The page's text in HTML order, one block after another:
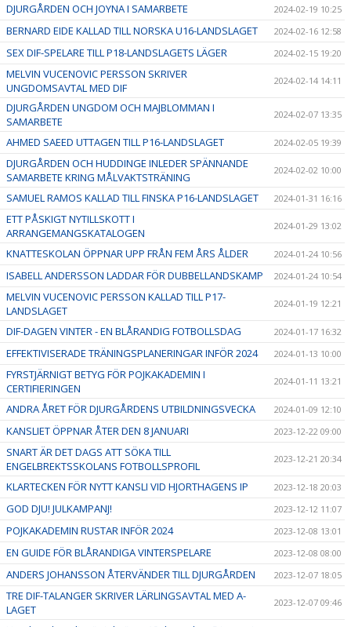
DJURGÅRDEN OCH JOYNA I SAMARBETE 2024-02-19 10:25
BERNARD EIDE KALLAD TILL NORSKA U16-LANDSLAGET 2024-02-16 12:58
SEX DIF-SPELARE TILL P18-LANDSLAGETS LÄGER 2024-02-15 19:20
MELVIN VUCENOVIC PERSSON SKRIVER
UNGDOMSAVTAL MED DIF
2024-02-14 14:11
DJURGÅRDEN UNGDOM OCH MAJBLOMMAN I
SAMARBETE
2024-02-07 13:35
AHMED SAEED UTTAGEN TILL P16-LANDSLAGET 2024-02-05 19:39
DJURGÅRDEN OCH HUDDINGE INLEDER SPÄNNANDE
SAMARBETE KRING MÅLVAKTSTRÄNING
2024-02-02 10:00
SAMUEL RAMOS KALLAD TILL FINSKA P16-LANDSLAGET 2024-01-31 16:16
ETT PÅSKIGT NYTILLSKOTT I
ARRANGEMANGSKATALOGEN
2024-01-29 13:02
KNATTESKOLAN ÖPPNAR UPP FRÅN FEM ÅRS ÅLDER 2024-01-24 10:56
ISABELL ANDERSSON LADDAR FÖR DUBBELLANDSKAMP 2024-01-24 10:54
MELVIN VUCENOVIC PERSSON KALLAD TILL P17-
LANDSLAGET
2024-01-19 12:21
DIF-DAGEN VINTER - EN BLÅRANDIG FOTBOLLSDAG 2024-01-17 16:32
EFFEKTIVISERADE TRÄNINGSPLANERINGAR INFÖR 2024 2024-01-13 10:00
FYRSTJÄRNIGT BETYG FÖR POJKAKADEMIN I
CERTIFIERINGEN
2024-01-11 13:21
ANDRA ÅRET FÖR DJURGÅRDENS UTBILDNINGSVECKA 2024-01-09 12:10
KANSLIET ÖPPNAR ÅTER DEN 8 JANUARI 2023-12-22 09:00
SNART ÄR DET DAGS ATT SÖKA TILL
ENGELBREKTSSKOLANS FOTBOLLSPROFIL
2023-12-21 20:34
KLARTECKEN FÖR NYTT KANSLI VID HJORTHAGENS IP 2023-12-18 20:03
GOD DJU! JULKAMPANJ! 2023-12-12 11:07
POJKAKADEMIN RUSTAR INFÖR 2024 2023-12-08 13:01
EN GUIDE FÖR BLÅRANDIGA VINTERSPELARE 2023-12-08 08:00
ANDERS JOHANSSON ÅTERVÄNDER TILL DJURGÅRDEN 2023-12-07 18:05
TRE DIF-TALANGER SKRIVER LÄRLINGSAVTAL MED A-
LAGET
2023-12-07 09:46